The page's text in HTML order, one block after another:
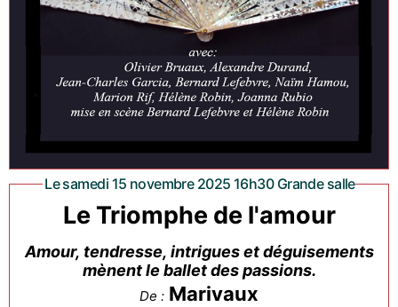
Le samedi 15 novembre 2025 16h30 Grande salle
Le Triomphe de l'amour
Amour, tendresse, intrigues et déguisements
mènent le ballet des passions.
De : Marivaux